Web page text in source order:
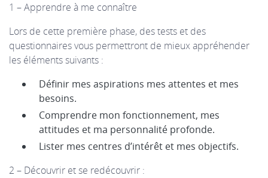
1 – Apprendre à me connaître
Lors de cette première phase, des tests et des
questionnaires vous permettront de mieux appréhender
les éléments suivants :
Définir mes aspirations mes attentes et mes
besoins.
Comprendre mon fonctionnement, mes
attitudes et ma personnalité profonde.
Lister mes centres d’intérêt et mes objectifs.
2 – Découvrir et se redécouvrir :